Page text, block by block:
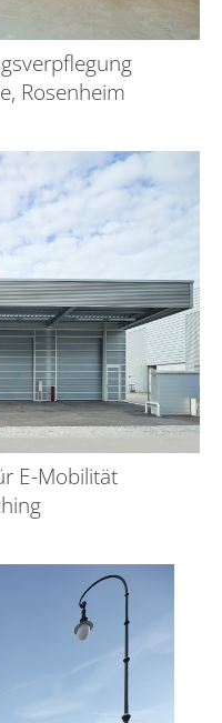
Rosenheim
E-Mobilität